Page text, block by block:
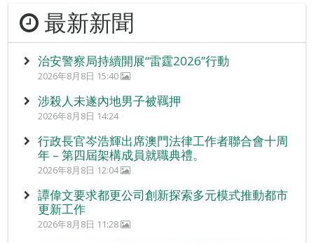
最新新聞
治安警察局持續開展“雷霆2026”行動
2026年8月8日 15:40
涉殺人未遂內地男子被羈押
2026年8月8日 14:24
行政長官岑浩輝出席澳門法律工作者聯合會十周
年 – 第四屆架構成員就職典禮。
2026年8月8日 12:04
譚偉文要求都更公司創新探索多元模式推動都市
更新工作
2026年8月8日 11:28